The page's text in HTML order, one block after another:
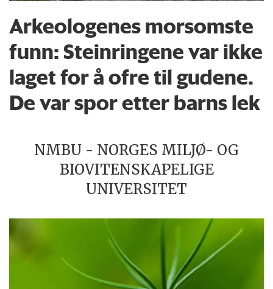
Arkeologenes morsomste
funn: Steinringene var ikke
laget for å ofre til gudene.
De var spor etter barns lek
NMBU - NORGES MILJØ- OG
BIOVITENSKAPELIGE
UNIVERSITET